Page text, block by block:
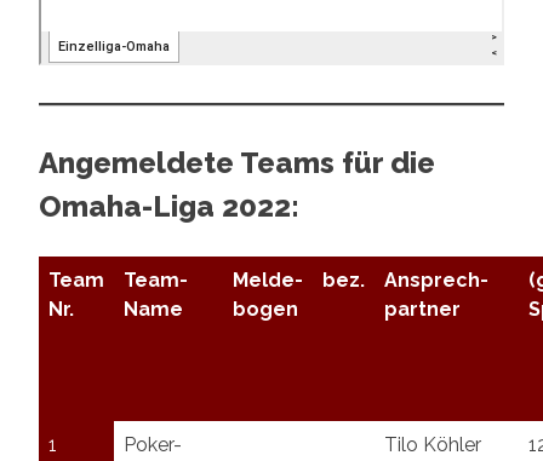
Angemeldete Teams für die
Omaha-Liga 2022:
Team
Nr.
Team-
Name
Melde-
bogen
bez.
Ansprech-
partner
1
Poker-
Tilo Köhler